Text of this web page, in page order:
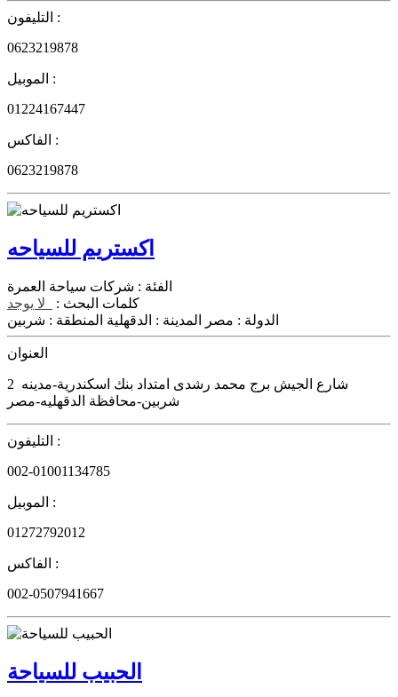
التليفون :
0623219878
الموبيل :
01224167447
الفاكس :
0623219878
اكستريم للسياحه
الفئة : شركات سياحة العمرة
كلمات البحث :
لا يوجد
الدولة : مصر المدينة : الدقهلية المنطقة : شربين
العنوان
2 شارع الجيش برج محمد رشدى امتداد بنك اسكندرية-مدينه
شربين-محافظة الدقهليه-مصر
التليفون :
002-01001134785
الموبيل :
01272792012
الفاكس :
002-0507941667
الحبيب للسياحة